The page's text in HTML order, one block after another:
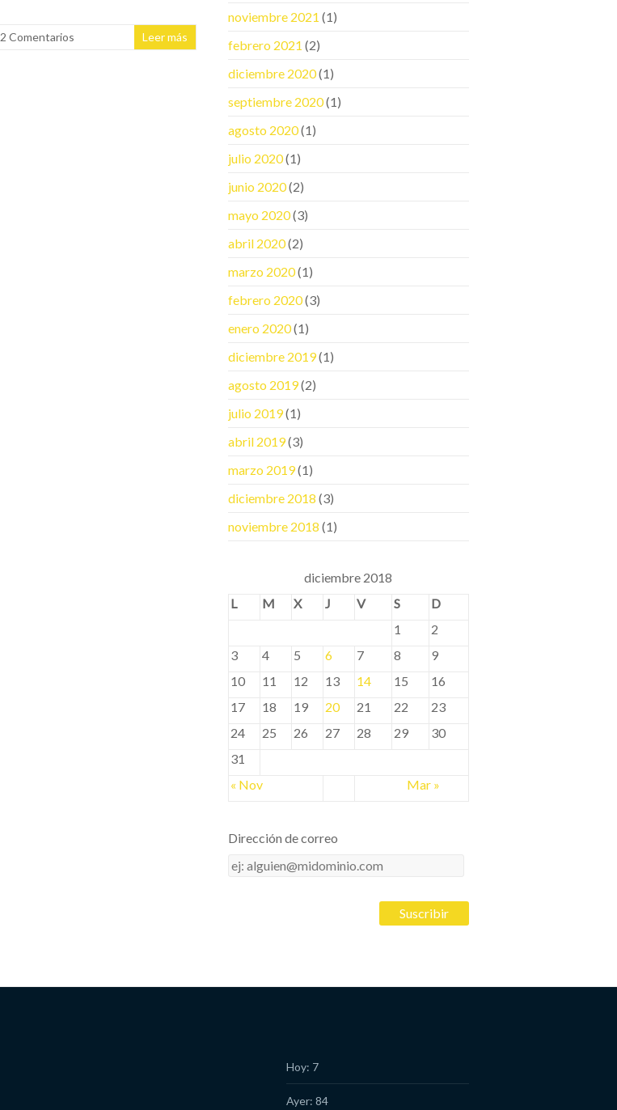
2 Comentarios Leer más
noviembre 2021 (1)
febrero 2021 (2)
diciembre 2020(1)
septiembre 2020(1)
agosto 2020(1)
julio 2020(1)
junio 2020(2)
mayo 2020(3)
abril 2020(2)
marzo 2020(1)
febrero 2020(3)
enero 2020(1)
diciembre 2019(1)
agosto 2019(2)
julio 2019(1)
abril 2019(3)
marzo 2019(1)
diciembre 2018 (3)
noviembre 2018 (1)
diciembre 2018
L
M X J V S D
« Nov Mar »
1
2
3
4 5 6 7 8
9
10
11 12 13 14 15
16
17
18 19 20 21 22
23
24
25 26 27 28 29
30
31
Dirección de correo
Dirección
de
Hoy: 7
Ayer: 84